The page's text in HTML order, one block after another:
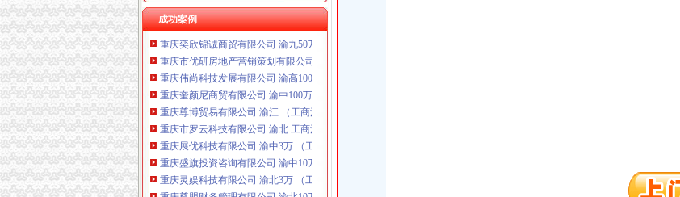
成功案例
重庆奕欣锦诚商贸有限公司 渝九50万 （工商注册）
重庆市优研房地产营销策划有限公司
重庆伟尚科技发展有限公司 渝高100万 （工商注册）
重庆奎颜尼商贸有限公司 渝中100万 （工商注册）
重庆尊博贸易有限公司 渝江 （工商注册）
重庆市罗云科技有限公司 渝北 工商注册
重庆展优科技有限公司 渝中3万 （工商注册）
重庆盛旗投资咨询有限公司 渝中10万 （工商注册）
重庆灵娱科技有限公司 渝北3万 （工商注册）
重庆尊盟财务管理有限公司 渝北10万 （工商注册）